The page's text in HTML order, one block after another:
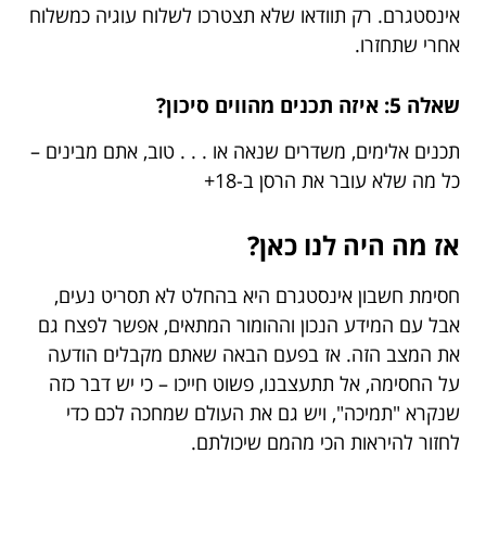
אינסטגרם. רק תוודאו שלא תצטרכו לשלוח עוגיה כמשלוח
אחרי שתחזרו.
שאלה 5: איזה תכנים מהווים סיכון?
תכנים אלימים, משדרים שנאה או . . . טוב, אתם מבינים –
כל מה שלא עובר את הרסן ב-18+
אז מה היה לנו כאן?
חסימת חשבון אינסטגרם היא בהחלט לא תסריט נעים,
אבל עם המידע הנכון וההומור המתאים, אפשר לפצח גם
את המצב הזה. אז בפעם הבאה שאתם מקבלים הודעה
על החסימה, אל תתעצבנו, פשוט חייכו – כי יש דבר כזה
שנקרא "תמיכה", ויש גם את העולם שמחכה לכם כדי
לחזור להיראות הכי מהמם שיכולתם.